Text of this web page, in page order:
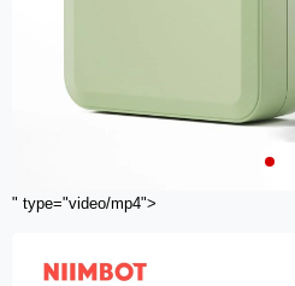
" type="video/mp4">